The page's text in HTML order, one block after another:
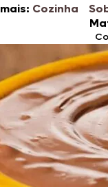
mais: Cozinha